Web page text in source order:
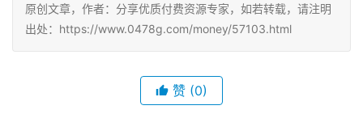
原创文章，作者：分享优质付费资源专家，如若转载，请注明
出处：https://www.0478g.com/money/57103.html
赞 (0)